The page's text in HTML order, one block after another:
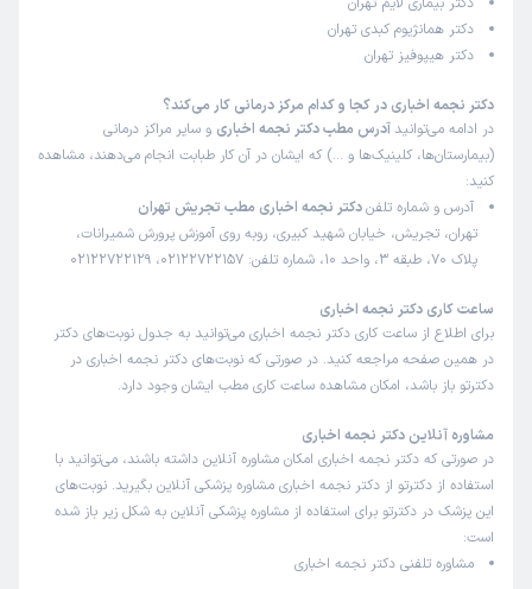
دکتر همانژیوم کبدی تهران
دکتر هیپوفیز تهران
دکتر نجمه اخباری در کجا و کدام مرکز درمانی کار می‌کند؟
در ادامه می‌توانید آدرس مطب دکتر نجمه اخباری و سایر مراکز درمانی
(بیمارستان‌ها، کلینیک‌ها و …) که ایشان در آن کار طبابت انجام می‌دهند، مشاهده
کنید:
آدرس و شماره تلفندکتر نجمه اخباری مطب تجریش تهران
تهران، تجریش، خیابان شهید کبیری، روبه روی آموزش پرورش شمیرانات،
پلاک 70، طبقه 3، واحد 10، شماره تلفن: 02122722157، 02122722129
ساعت کاری دکتر نجمه اخباری
برای اطلاع از ساعت کاری دکتر نجمه اخباری می‌توانید به جدول نوبت‌های دکتر
در همین صفحه مراجعه کنید. در صورتی که نوبت‌های دکتر نجمه اخباری در
دکترتو باز باشد، امکان مشاهده ساعت کاری مطب ایشان وجود دارد.
مشاوره آنلاین دکتر نجمه اخباری
در صورتی که دکتر نجمه اخباری امکان مشاوره آنلاین داشته باشند، می‌توانید با
استفاده از دکترتو از دکتر نجمه اخباری مشاوره پزشکی آنلاین بگیرید. نوبت‌های
این پزشک در دکترتو برای استفاده از مشاوره پزشکی آنلاین به شکل زیر باز شده
است:
مشاوره تلفنی دکتر نجمه اخباری